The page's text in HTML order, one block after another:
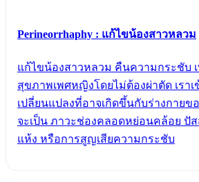
Perineorrhaphy : แก้ไขน้องสาวหลวม
แก้ไขน้องสาวหลวม คืนความกระชับ
สุขภาพเพศหญิงโดยไม่ต้องผ่าตัด เราเ
เปลี่ยนแปลงที่อาจเกิดขึ้นกับร่างกาย
จะเป็น ภาวะช่องคลอดหย่อนคล้อย ปั
แห้ง หรือการสูญเสียความกระชับ